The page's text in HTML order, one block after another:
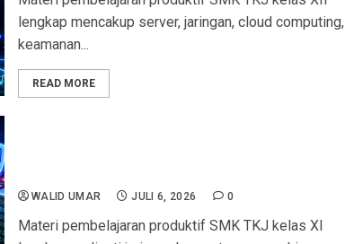
lengkap mencakup server, jaringan, cloud computing,
keamanan...
READ MORE
WALID UMAR JULI 6, 2026 0
Materi pembelajaran produktif SMK TKJ kelas XI